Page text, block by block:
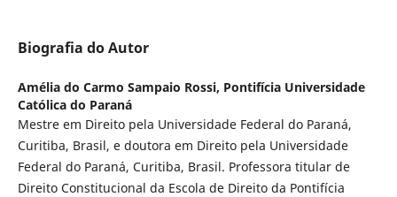
Biografia do Autor
Amélia do Carmo Sampaio Rossi, Pontifícia Universidade
Católica do Paraná
Mestre em Direito pela Universidade Federal do Paraná,
Curitiba, Brasil, e doutora em Direito pela Universidade
Federal do Paraná, Curitiba, Brasil. Professora titular de
Direito Constitucional da Escola de Direito da Pontifícia